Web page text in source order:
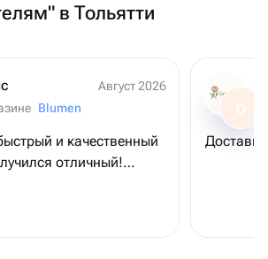
в Тольятти
Август 2026
Blumen
и качественный
отличный!
😎
О